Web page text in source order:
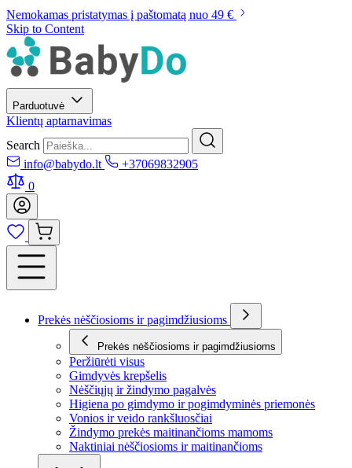
Nemokamas pristatymas į paštomatą nuo 49 €
Skip to Content
Parduotuvė
Klientų aptarnavimas
Search
info@babydo.lt
+37069832905
0
Prekės nėščiosioms ir pagimdžiusioms
Prekės nėščiosioms ir pagimdžiusioms
Peržiūrėti visus
Gimdyvės krepšelis
Nėščiųjų ir žindymo pagalvės
Higiena po gimdymo ir pogimdyminės priemonės
Vonios ir veido rankšluosčiai
Žindymo prekės maitinančioms mamoms
Naktiniai nėščiosioms ir maitinančioms